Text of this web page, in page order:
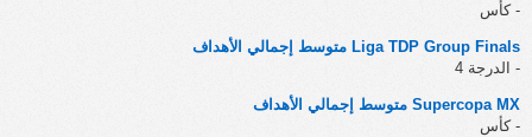
- كأس
Liga TDP Group Finals متوسط إجمالي الأهداف
- الدرجة 4
Supercopa MX متوسط إجمالي الأهداف
- كأس